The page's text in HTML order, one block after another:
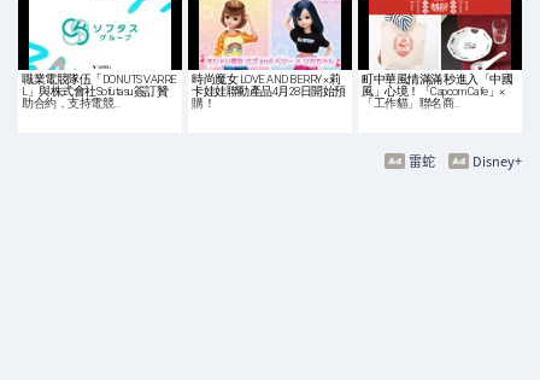
職業電競隊伍「DONUTS VARRE
L」與株式會社Sofutasu簽訂贊
助合約，支持電競…
時尚魔女 LOVE AND BERRY ×莉
卡娃娃聯動產品4月28日開始預
購！
町中華風情滿滿 秒進入「中國
風」心境！「Capcom Cafe」×
「工作貓」聯名商…
Disney+
雷蛇